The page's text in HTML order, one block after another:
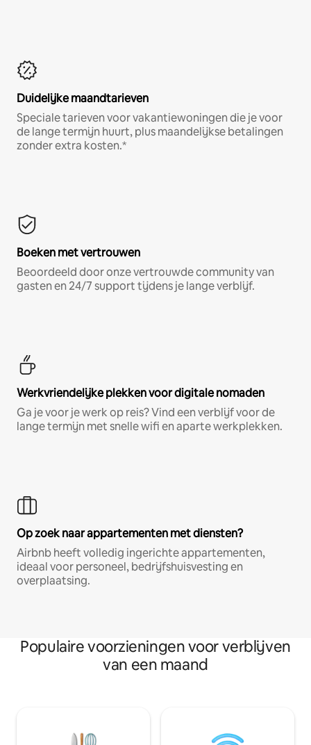
Duidelijke maandtarieven
Speciale tarieven voor vakantiewoningen die je voor
de lange termijn huurt, plus maandelijkse betalingen
zonder extra kosten.*
Boeken met vertrouwen
Beoordeeld door onze vertrouwde community van
gasten en 24/7 support tijdens je lange verblijf.
Werkvriendelijke plekken voor digitale nomaden
Ga je voor je werk op reis? Vind een verblijf voor de
lange termijn met snelle wifi en aparte werkplekken.
Op zoek naar appartementen met diensten?
Airbnb heeft volledig ingerichte appartementen,
ideaal voor personeel, bedrijfshuisvesting en
overplaatsing.
Populaire voorzieningen voor verblijven
van een maand